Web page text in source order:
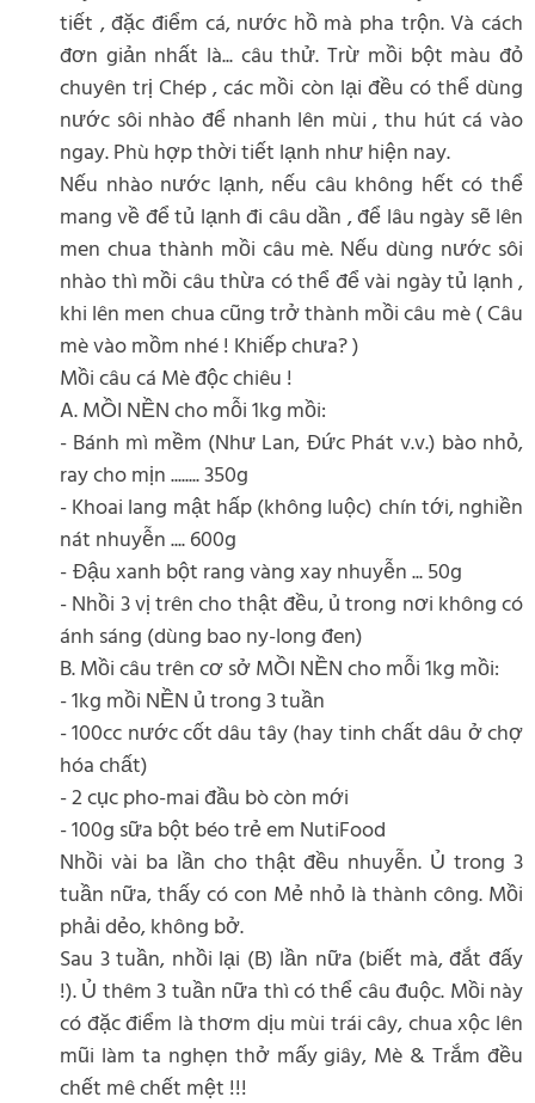
tiết , đặc điểm cá, nước hồ mà pha trộn. Và cách
đơn giản nhất là... câu thử. Trừ mồi bột màu đỏ
chuyên trị Chép , các mồi còn lại đều có thể dùng
nước sôi nhào để nhanh lên mùi , thu hút cá vào
ngay. Phù hợp thời tiết lạnh như hiện nay.
Nếu nhào nước lạnh, nếu câu không hết có thể
mang về để tủ lạnh đi câu dần , để lâu ngày sẽ lên
men chua thành mồi câu mè. Nếu dùng nước sôi
nhào thì mồi câu thừa có thể để vài ngày tủ lạnh ,
khi lên men chua cũng trở thành mồi câu mè ( Câu
mè vào mồm nhé ! Khiếp chưa? )
Mồi câu cá Mè độc chiêu !
A. MỒI NỀN cho mỗi 1kg mồi:
- Bánh mì mềm (Như Lan, Đức Phát v.v.) bào nhỏ,
ray cho mịn ........ 350g
- Khoai lang mật hấp (không luộc) chín tới, nghiền
nát nhuyễn .... 600g
- Đậu xanh bột rang vàng xay nhuyễn ... 50g
- Nhồi 3 vị trên cho thật đều, ủ trong nơi không có
ánh sáng (dùng bao ny-long đen)
B. Mồi câu trên cơ sở MỒI NỀN cho mỗi 1kg mồi:
- 1kg mồi NỀN ủ trong 3 tuần
- 100cc nước cốt dâu tây (hay tinh chất dâu ở chợ
hóa chất)
- 2 cục pho-mai đầu bò còn mới
- 100g sữa bột béo trẻ em NutiFood
Nhồi vài ba lần cho thật đều nhuyễn. Ủ trong 3
tuần nữa, thấy có con Mẻ nhỏ là thành công. Mồi
phải dẻo, không bở.
Sau 3 tuần, nhồi lại (B) lần nữa (biết mà, đắt đấy
!). Ủ thêm 3 tuần nữa thì có thể câu đuộc. Mồi này
có đặc điểm là thơm dịu mùi trái cây, chua xộc lên
mũi làm ta nghẹn thở mấy giây, Mè & Trắm đều
chết mê chết mệt !!!